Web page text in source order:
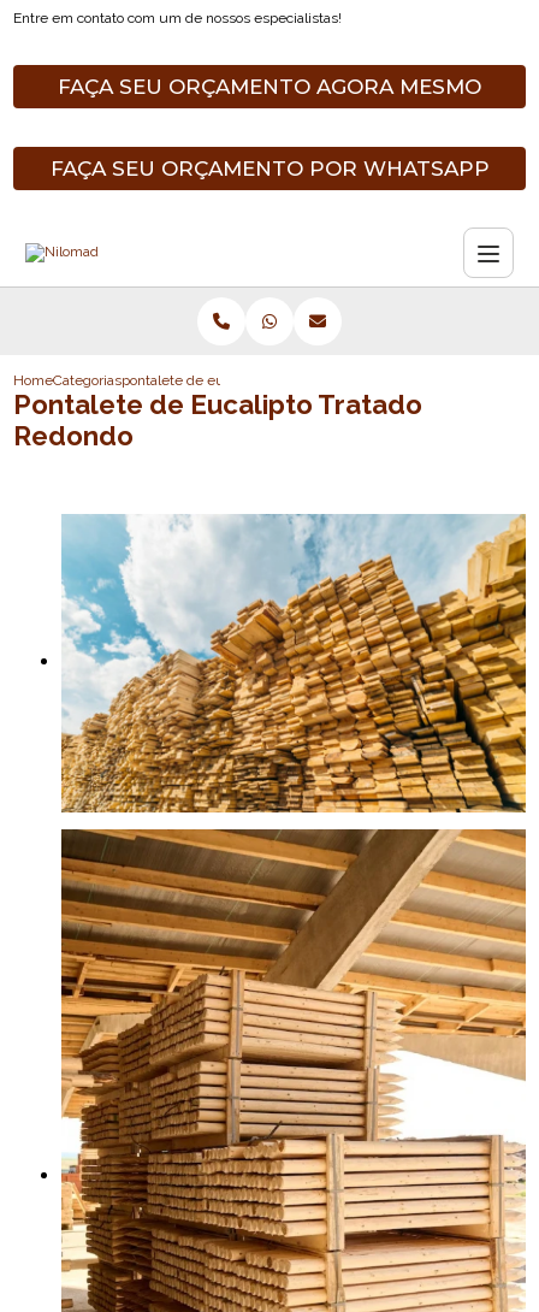
Entre em contato com um de nossos especialistas!
FAÇA SEU ORÇAMENTO AGORA MESMO
FAÇA SEU ORÇAMENTO POR WHATSAPP
HomeCategoriaspontalete de eucalipto tratado redondo
Pontalete de Eucalipto Tratado
Redondo